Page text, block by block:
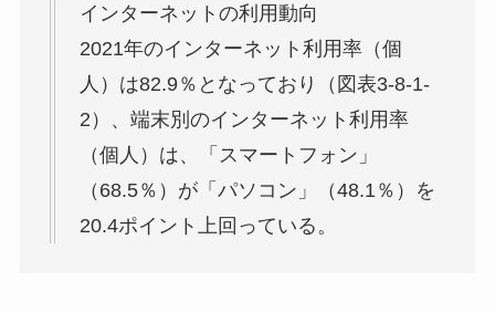
インターネットの利用動向
2021年のインターネット利用率（個
人）は82.9％となっており（図表3-8-1-
2）、端末別のインターネット利用率
（個人）は、「スマートフォン」
（68.5％）が「パソコン」（48.1％）を
20.4ポイント上回っている。